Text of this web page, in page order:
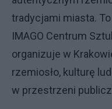
tradycjami miasta. To
IMAGO Centrum
organizuje w
rzemiosło, kulturę
w przestrzeni